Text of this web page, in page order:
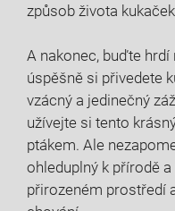
‌způsob života
A nakonec, buďte
⁤úspěšně⁢ si ‍přivedete
vzácný a⁣ jedinečný
užívejte si tento
ptákem.⁣ Ale
ohleduplný ‌k přírodě
přirozeném prostředí⁤